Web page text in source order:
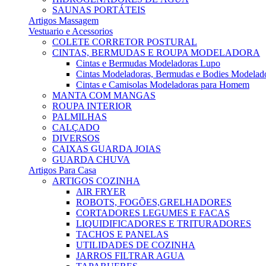
SAUNAS PORTÁTEIS
Artigos Massagem
Vestuario e Acessorios
COLETE CORRETOR POSTURAL
CINTAS, BERMUDAS E ROUPA MODELADORA
Cintas e Bermudas Modeladoras Lupo
Cintas Modeladoras, Bermudas e Bodies
Cintas e Camisolas Modeladoras para Homem
MANTA COM MANGAS
ROUPA INTERIOR
PALMILHAS
CALÇADO
DIVERSOS
CAIXAS GUARDA JOIAS
GUARDA CHUVA
Artigos Para Casa
ARTIGOS COZINHA
AIR FRYER
ROBOTS, FOGÕES,GRELHADORES
CORTADORES LEGUMES E FACAS
LIQUIDIFICADORES E TRITURADORES
TACHOS E PANELAS
UTILIDADES DE COZINHA
JARROS FILTRAR AGUA